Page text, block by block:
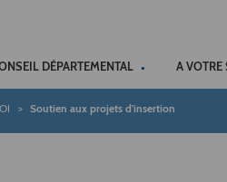
DÉPARTEMENTAL A VOTRE
Soutien aux projets d'insertion